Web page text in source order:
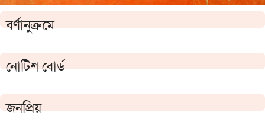
বর্ণানুক্রমে
নোটিশ বোর্ড
জনপ্রিয়